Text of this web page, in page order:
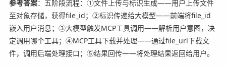
参考答案：五阶段流程：①文件上传与标识生成——用户上传文件
至对象存储，获得file_id；②标识传递给大模型——前端将file_id
嵌入用户消息；③大模型触发MCP工具调用——解析用户意图，决
定调用哪个工具；④MCP工具下载并处理——通过file_url下载文
件，调用后端处理接口；⑤结果回传——将处理结果返回给用户。